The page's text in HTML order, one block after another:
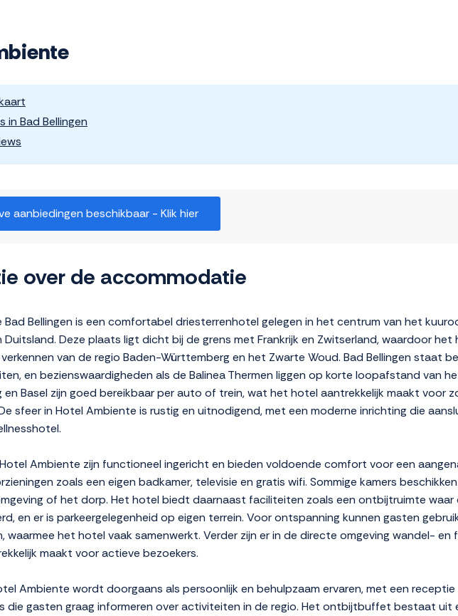
in Bad Bellingen
aanbiedingen beschikbaar - Klik hier
over de accommodatie
Bellingen is een comfortabel driesterrenhotel gelegen in het centrum van het
Duitsland. Deze plaats ligt dicht bij de grens met Frankrijk en Zwitserland, waardoor
van de regio Baden-Württemberg en het Zwarte Woud. Bad Bellingen staat
en bezienswaardigheden als de Balinea Thermen liggen op korte loopafstand van
en Basel zijn goed bereikbaar per auto of trein, wat het hotel aantrekkelijk maakt voor
sfeer in Hotel Ambiente is rustig en uitnodigend, met een moderne inrichting die
Ambiente zijn functioneel ingericht en bieden voldoende comfort voor een
zoals een eigen badkamer, televisie en gratis wifi. Sommige kamers
of het dorp. Het hotel biedt daarnaast faciliteiten zoals een ontbijtruimte
en er is parkeergelegenheid op eigen terrein. Voor ontspanning kunnen gasten
waarmee het hotel vaak samenwerkt. Verder zijn er in de directe omgeving wandel-
maakt voor actieve bezoekers.
Ambiente wordt doorgaans als persoonlijk en behulpzaam ervaren, met een
die gasten graag informeren over activiteiten in de regio. Het ontbijtbuffet bestaat uit